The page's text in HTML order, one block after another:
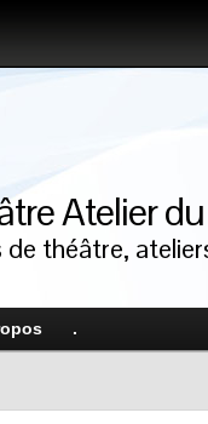
Atelier
de théâtre,
.